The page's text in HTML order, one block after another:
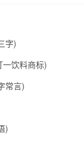
字)
饮料商标)
常言)
)